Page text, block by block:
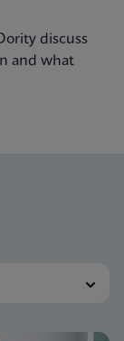
discuss
and what